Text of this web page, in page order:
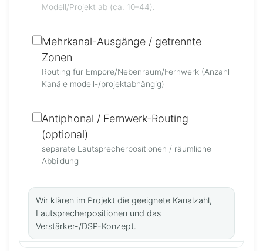
Modell/Projekt ab (ca. 10–44).
Mehrkanal-Ausgänge / getrennte
Zonen
Routing für Empore/Nebenraum/Fernwerk (Anzahl
Kanäle modell-/projektabhängig)
Antiphonal / Fernwerk-Routing
(optional)
separate Lautsprecherpositionen / räumliche
Abbildung
Wir klären im Projekt die geeignete Kanalzahl,
Lautsprecherpositionen und das
Verstärker-/DSP-Konzept.